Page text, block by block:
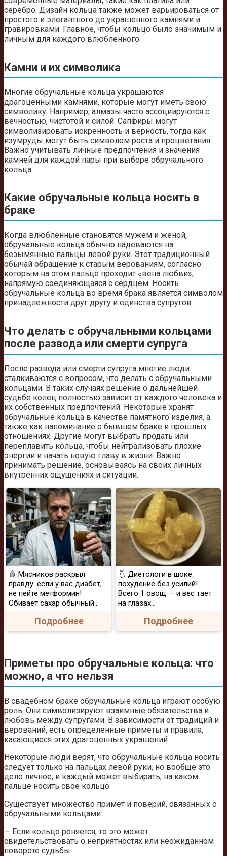
серебро. Дизайн кольца также может варьироваться от
простого и элегантного до украшенного камнями и
гравировками. Главное, чтобы кольцо было значимым и
личным для каждого влюбленного.
Камни и их символика
Многие обручальные кольца украшаются
драгоценными камнями, которые могут иметь свою
символику. Например, алмазы часто ассоциируются с
вечностью, чистотой и силой. Сапфиры могут
символизировать искренность и верность, тогда как
изумруды могут быть символом роста и процветания.
Важно учитывать личные предпочтения и значения
камней для каждой пары при выборе обручального
кольца.
Какие обручальные кольца носить в
браке
Когда влюбленные становятся мужем и женой,
обручальные кольца обычно надеваются на
безымянные пальцы левой руки. Этот традиционный
обычай обращение к старым верованиям, согласно
которым на этом пальце проходит «вена любви»,
напрямую соединяющаяся с сердцем. Носить
обручальные кольца во время брака является символом
принадлежности друг другу и единства супругов.
Что делать с обручальными кольцами
после развода или смерти супруга
После развода или смерти супруга многие люди
сталкиваются с вопросом, что делать с обручальными
кольцами. В таких случаях решение о дальнейшей
судьбе колец полностью зависит от каждого человека и
их собственных предпочтений. Некоторые хранят
обручальные кольца в качестве памятного изделия, а
также как напоминание о бывшем браке и прошлых
отношениях. Другие могут выбрать продать или
переплавить кольца, чтобы нейтрализовать плохие
энергии и начать новую главу в жизни. Важно
принимать решение, основываясь на своих личных
внутренних ощущениях и ситуации.
🩸 Мясников раскрыл
правду: если у вас диабет,
не пейте метформин!
Сбивает сахар обычный...
Подробнее
🩱 Диетологи в шоке:
похудение без усилий!
Всего 1 овощ — и вес тает
на глазах…
Подробнее
Приметы про обручальные кольца: что
можно, а что нельзя
В свадебном браке обручальные кольца играют особую
роль. Они символизируют взаимные обязательства и
любовь между супругами. В зависимости от традиций и
верований, есть определенные приметы и правила,
касающиеся этих драгоценных украшений.
Некоторые люди верят, что обручальные кольца носить
следует только на пальцах левой руки, но вообще это
дело личное, и каждый может выбирать, на каком
пальце носить свое кольцо.
Существует множество примет и поверий, связанных с
обручальными кольцами:
— Если кольцо роняется, то это может
свидетельствовать о неприятностях или неожиданном
повороте судьбы.